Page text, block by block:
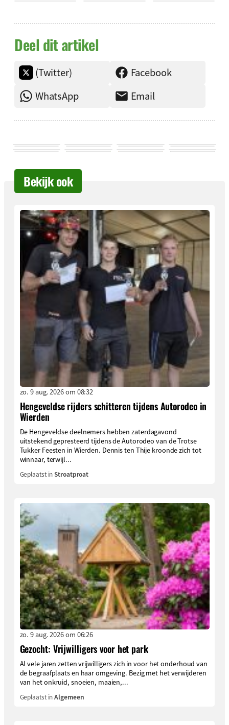
Deel dit artikel
(Twitter)
Facebook
WhatsApp
Email
Bekijk ook
zo. 9 aug. 2026 om 08:32
Hengeveldse rijders schitteren tijdens Autorodeo in
Wierden
De Hengeveldse deelnemers hebben zaterdagavond
uitstekend gepresteerd tijdens de Autorodeo van de Trotse
Tukker Feesten in Wierden. Dennis ten Thije kroonde zich tot
winnaar, terwijl...
Geplaatst inStroatproat
zo. 9 aug. 2026 om 06:26
Gezocht: Vrijwilligers voor het park
Al vele jaren zetten vrijwilligers zich in voor het onderhoud van
de begraafplaats en haar omgeving. Bezig met het verwijderen
van het onkruid, snoeien, maaien,...
Geplaatst inAlgemeen